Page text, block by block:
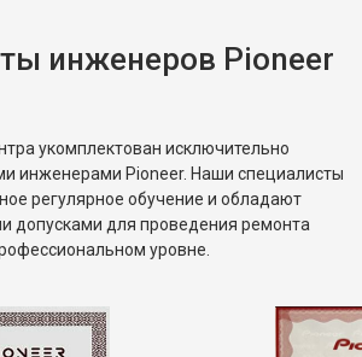
инженеров Pioneer
укомплектован исключительно
инженерами Pioneer. Наши специалисты
регулярное обучение и обладают
допусками для проведения ремонта
уровне.